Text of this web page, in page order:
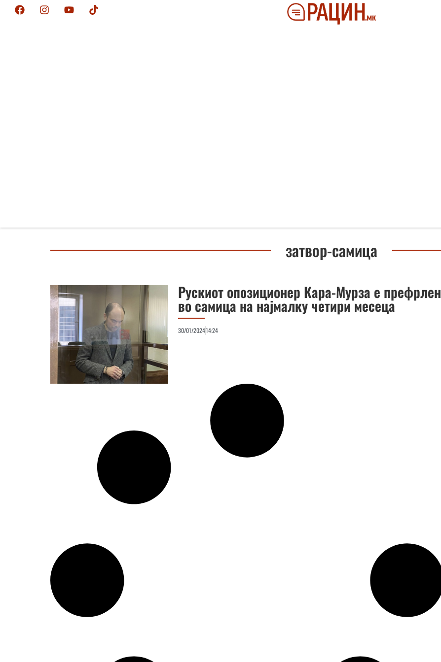
затвор-самица
Рускиот опозиционер Кара-Мурза е префрлен
во самица на најмалку четири месеца
30/01/202414:24